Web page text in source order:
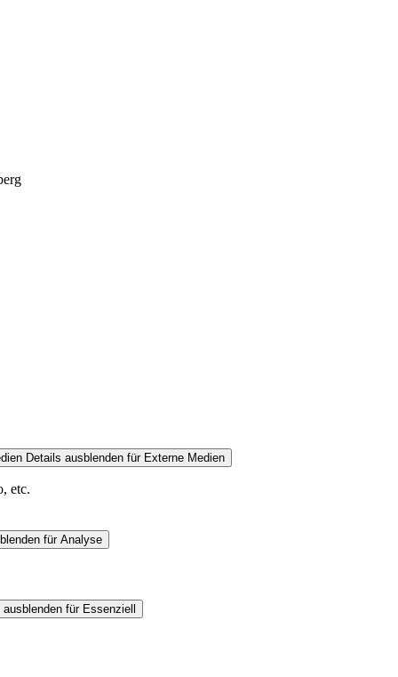
Details ausblenden für Externe Medien
etc.
für Analyse
ausblenden für Essenziell